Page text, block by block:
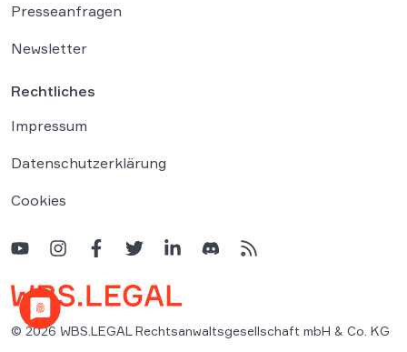
Presseanfragen
Newsletter
Rechtliches
Impressum
Datenschutzerklärung
Cookies
© 2026 WBS.LEGAL Rechtsanwaltsgesellschaft mbH & Co. KG